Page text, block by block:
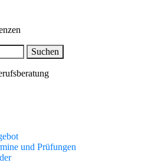
Suchen
und Prüfungen